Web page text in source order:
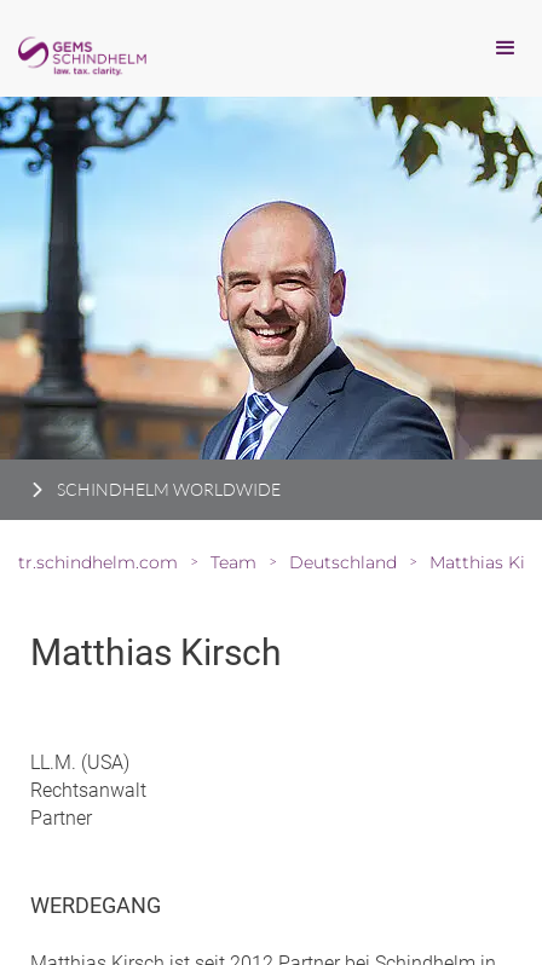
SCHINDHELM WORLDWIDE
tr.schindhelm.com > Team > Deutschland > Matthias
Matthias Kirsch
LL.M. (USA)
Rechtsanwalt
Partner
WERDEGANG